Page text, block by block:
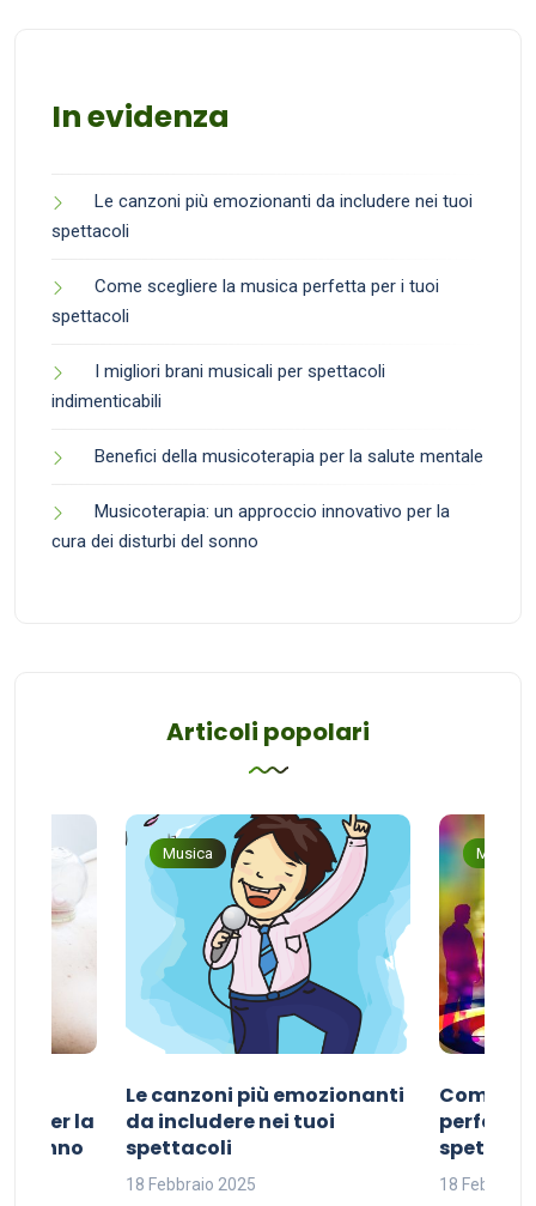
In evidenza
Le canzoni più emozionanti da includere nei tuoi
spettacoli
Come scegliere la musica perfetta per i tuoi
spettacoli
I migliori brani musicali per spettacoli
indimenticabili
Benefici della musicoterapia per la salute mentale
Musicoterapia: un approccio innovativo per la
cura dei disturbi del sonno
Articoli popolari
per la
sonno
Musica
Le canzoni più emozionanti
da includere nei tuoi
spettacoli
18 Febbraio 2025
Musica
Come
perfetta
18 Febbraio